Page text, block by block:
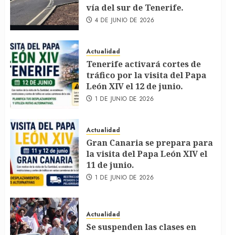
vía del sur de Tenerife.
4 DE JUNIO DE 2026
Actualidad
Tenerife activará cortes de
tráfico por la visita del Papa
León XIV el 12 de junio.
1 DE JUNIO DE 2026
Actualidad
Gran Canaria se prepara para
la visita del Papa León XIV el
11 de junio.
1 DE JUNIO DE 2026
Actualidad
Se suspenden las clases en